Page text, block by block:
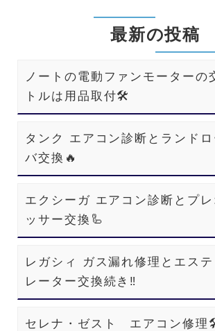
最新の投稿
ノートの電動ファンモーターの
トルは用品取付🛠️
タンク エアコン診断とランド
バ交換🔥
エクシーガ エアコン診断とプ
ッサー交換🦾
レガシィ ガス漏れ修理とエス
レーター交換続き‼️
セレナ・ゼスト エアコン修理